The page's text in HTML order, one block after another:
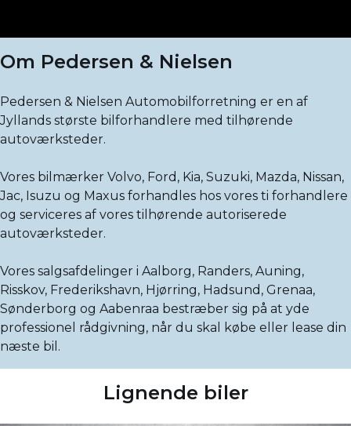
Om Pedersen & Nielsen
Pedersen & Nielsen Automobilforretning er en af
Jyllands største bilforhandlere med tilhørende
autoværksteder.
Vores bilmærker Volvo, Ford, Kia, Suzuki, Mazda, Nissan,
Jac, Isuzu og Maxus forhandles hos vores ti forhandlere
og serviceres af vores tilhørende autoriserede
autoværksteder.
Vores salgsafdelinger i Aalborg, Randers, Auning,
Risskov, Frederikshavn, Hjørring, Hadsund, Grenaa,
Sønderborg og Aabenraa bestræber sig på at yde
professionel rådgivning, når du skal købe eller lease din
næste bil.
Lignende biler